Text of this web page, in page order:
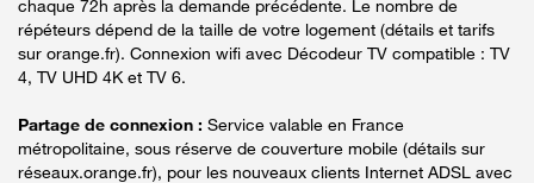
chaque 72h après la demande précédente. Le nombre de
répéteurs dépend de la taille de votre logement (détails et tarifs
sur orange.fr). Connexion wifi avec Décodeur TV compatible : TV
4, TV UHD 4K et TV 6.
Partage de connexion : Service valable en France
métropolitaine, sous réserve de couverture mobile (détails sur
réseaux.orange.fr), pour les nouveaux clients Internet ADSL avec